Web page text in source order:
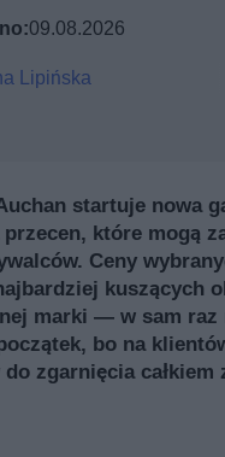
09.08.2026
Lipińska
startuje nowa
które mogą
Ceny
kuszących
marki — w sam raz
bo na
zgarnięcia całkiem